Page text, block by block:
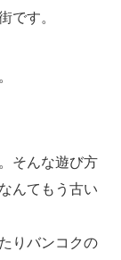
です。
そんな遊び方
んてもう古い
りバンコクの